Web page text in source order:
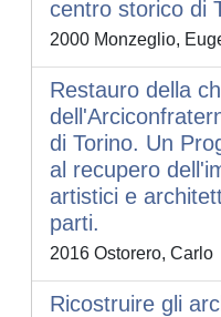
centro storico di
2000 Monzeglio,
Restauro della
di Torino. Un
al recupero
artistici e
parti.
2016 Ostorero, Carlo
Ricostruire gli